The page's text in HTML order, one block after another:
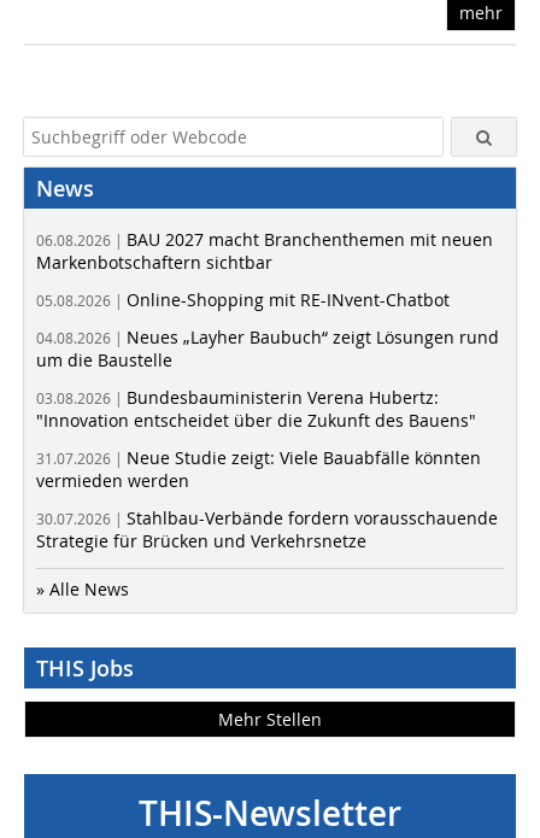
mehr
News
06.08.2026 | BAU 2027 macht Branchenthemen mit neuen
Markenbotschaftern sichtbar
05.08.2026 | Online-Shopping mit RE-INvent-Chatbot
04.08.2026 | Neues „Layher Baubuch“ zeigt Lösungen rund
um die Baustelle
03.08.2026 | Bundesbauministerin Verena Hubertz:
"Innovation entscheidet über die Zukunft des Bauens"
31.07.2026 | Neue Studie zeigt: Viele Bauabfälle könnten
vermieden werden
30.07.2026 | Stahlbau-Verbände fordern vorausschauende
Strategie für Brücken und Verkehrsnetze
» Alle News
THIS Jobs
Mehr Stellen
THIS-Newsletter